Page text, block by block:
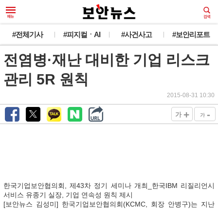
#전체기사 #피지컬ㆍAI #사건사고 #보안리포트
전염병·재난 대비한 기업 리스크
관리 5R 원칙
2015-08-31 10:30
가 + 가 -
한국기업보안협의회, 제43차 정기 세미나 개최_한국IBM 리질리언시
서비스 유종기 실장, 기업 연속성 원칙 제시
[보안뉴스 김성미] 한국기업보안협의회(KCMC, 회장 안병구)는 지난